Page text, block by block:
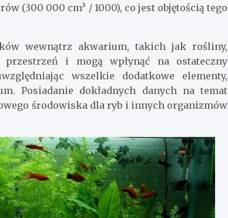
(300 000 cm³ / 1000), co jest objętością tego
wewnątrz akwarium, takich jak rośliny,
i mogą wpłynąć na ostateczny
wszelkie dodatkowe elementy,
Posiadanie dokładnych danych na temat
środowiska dla ryb i innych organizmów